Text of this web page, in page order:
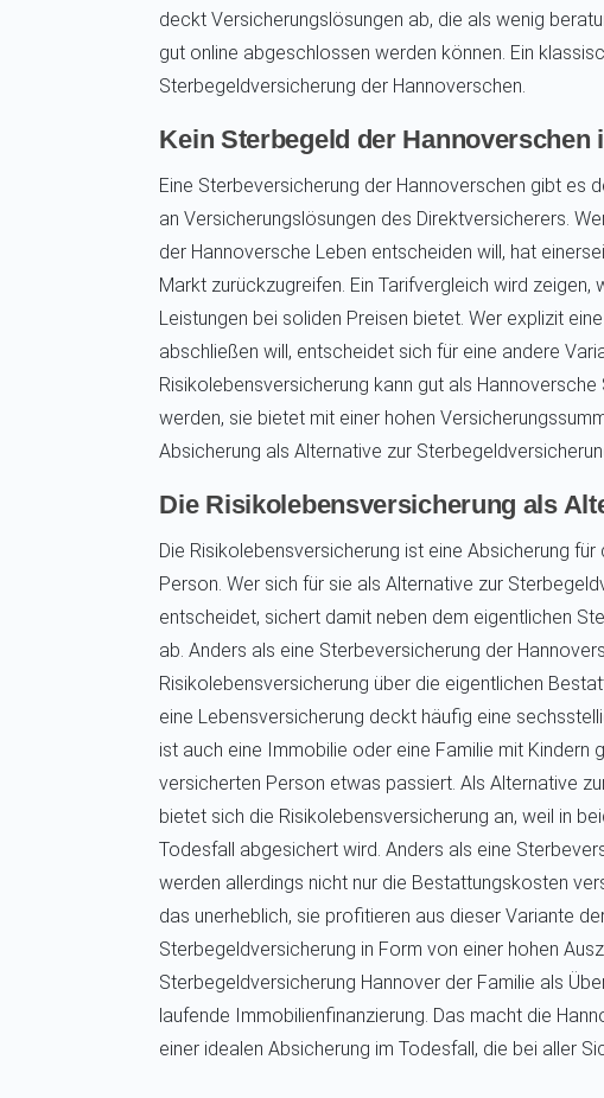
deckt Versicherungslösungen ab, die als wenig
gut online abgeschlossen werden können. Ein
Sterbegeldversicherung der Hannoverschen.
Kein Sterbegeld der Hannoverschen
Eine Sterbeversicherung der Hannoverschen gibt es
an Versicherungslösungen des Direktversicherers.
der Hannoversche Leben entscheiden will, hat
Markt zurückzugreifen. Ein Tarifvergleich wird zeigen,
Leistungen bei soliden Preisen bietet. Wer explizit
abschließen will, entscheidet sich für eine andere
Risikolebensversicherung kann gut als
werden, sie bietet mit einer hohen
Absicherung als Alternative zur
Die Risikolebensversicherung als
Die Risikolebensversicherung ist eine Absicherung
Person. Wer sich für sie als Alternative zur
entscheidet, sichert damit neben dem eigentlichen
ab. Anders als eine Sterbeversicherung der
Risikolebensversicherung über die eigentlichen
eine Lebensversicherung deckt häufig eine
ist auch eine Immobilie oder eine Familie mit Kindern
versicherten Person etwas passiert. Als Alternative
bietet sich die Risikolebensversicherung an, weil in
Todesfall abgesichert wird. Anders als eine
werden allerdings nicht nur die Bestattungskosten
das unerheblich, sie profitieren aus dieser Variante
Sterbegeldversicherung in Form von einer hohen
Sterbegeldversicherung Hannover der Familie als
laufende Immobilienfinanzierung. Das macht die
einer idealen Absicherung im Todesfall, die bei aller